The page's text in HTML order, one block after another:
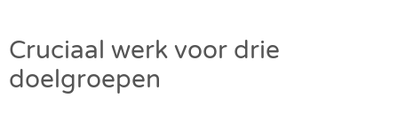
Cruciaal werk voor drie
doelgroepen